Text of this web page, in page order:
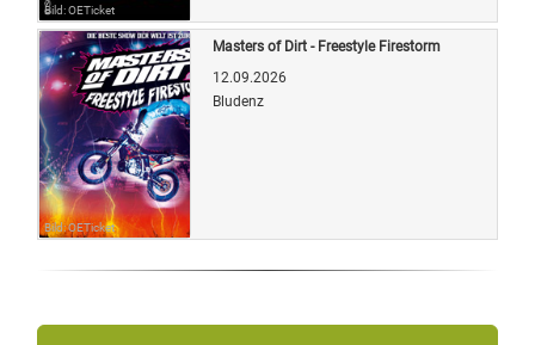
Bild: OETicket
Bild: OETicket
Masters of Dirt - Freestyle Firestorm
12.09.2026
Bludenz